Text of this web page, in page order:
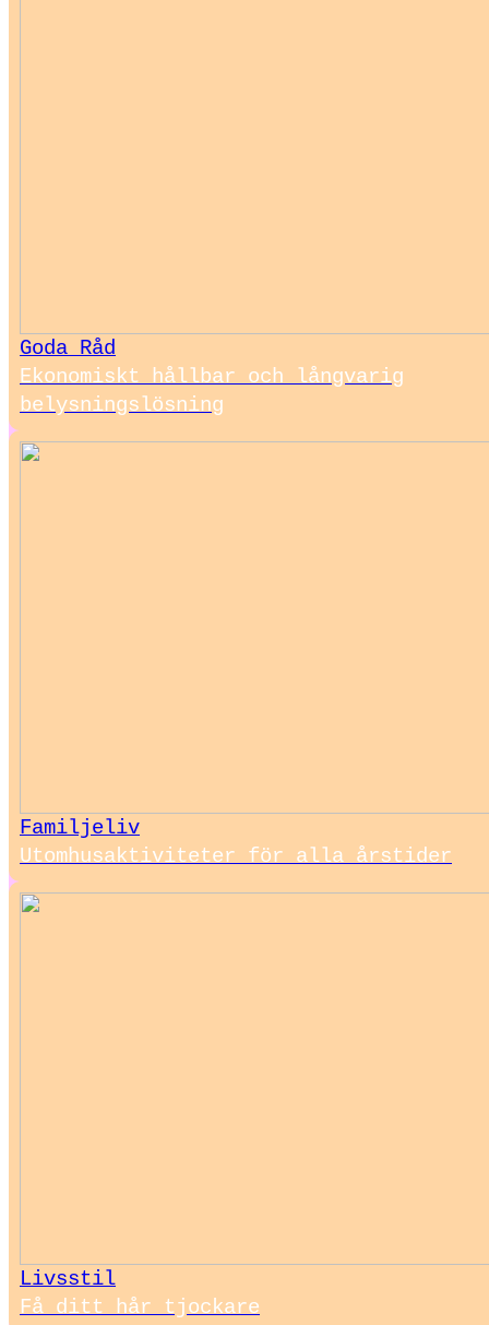
Goda Råd
Ekonomiskt hållbar och långvarig
belysningslösning
Familjeliv
Utomhusaktiviteter för alla årstider
Livsstil
Få ditt hår tjockare